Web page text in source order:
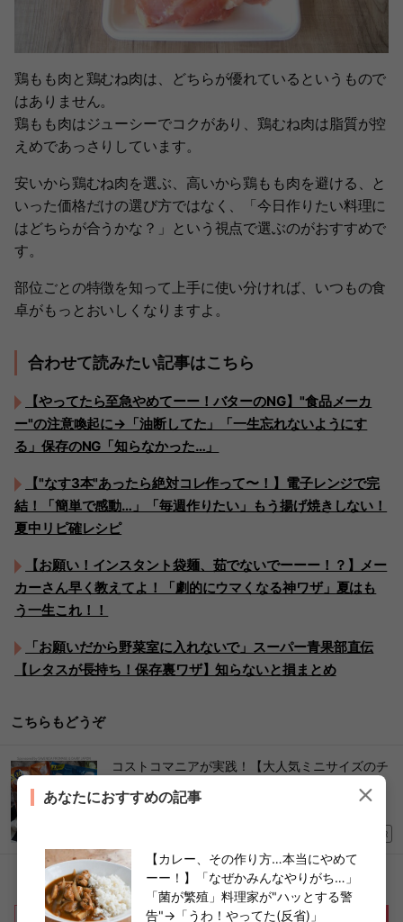
鶏もも肉と鶏むね肉は、どちらが優れているというもので
はありません。
鶏もも肉はジューシーでコクがあり、鶏むね肉は脂質が控
えめであっさりしています。
安いから鶏むね肉を選ぶ、高いから鶏もも肉を避ける、と
いった価格だけの選び方ではなく、「今日作りたい料理に
はどちらが合うかな？」という視点で選ぶのがおすすめで
す。
部位ごとの特徴を知って上手に使い分ければ、いつもの食
卓がもっとおいしくなりますよ。
合わせて読みたい記事はこちら
【やってたら至急やめてーー！バターのNG】"食品メーカ
ー"の注意喚起に→「油断してた」「一生忘れないようにす
る」保存のNG「知らなかった…」
【"なす3本"あったら絶対コレ作って〜！】電子レンジで完
結！「簡単で感動…」「毎週作りたい」もう揚げ焼きしない！
夏中リピ確レシピ
【お願い！インスタント袋麺、茹でないでーーー！？】メー
カーさん早く教えてよ！「劇的にウマくなる神ワザ」夏はも
う一生これ！！
「お願いだから野菜室に入れないで」スーパー青果部直伝
【レタスが長持ち！保存裏ワザ】知らないと損まとめ
こちらもどうぞ
コストコマニアが実践！【大人気ミニサイズのチ
ーズ】“10分で完成”絶品アレンジ「棚からなくな
る前に買い占めたい！」
PR
あなたにおすすめの記事
【カレー、その作り方…本当にやめて
ーー！】「なぜかみんなやりがち…」
「菌が繁殖」料理家が"ハッとする警
告"→「うわ！やってた(反省)」